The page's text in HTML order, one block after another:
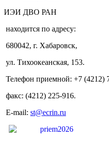
ИЭИ ДВО РАН
находится по адресу:
680042, г. Хабаровск,
ул. Тихоокеанская, 153.
Телефон приемной: +7 (4212)
факс: (4212) 225-916.
E-mail: st@ecrin.ru